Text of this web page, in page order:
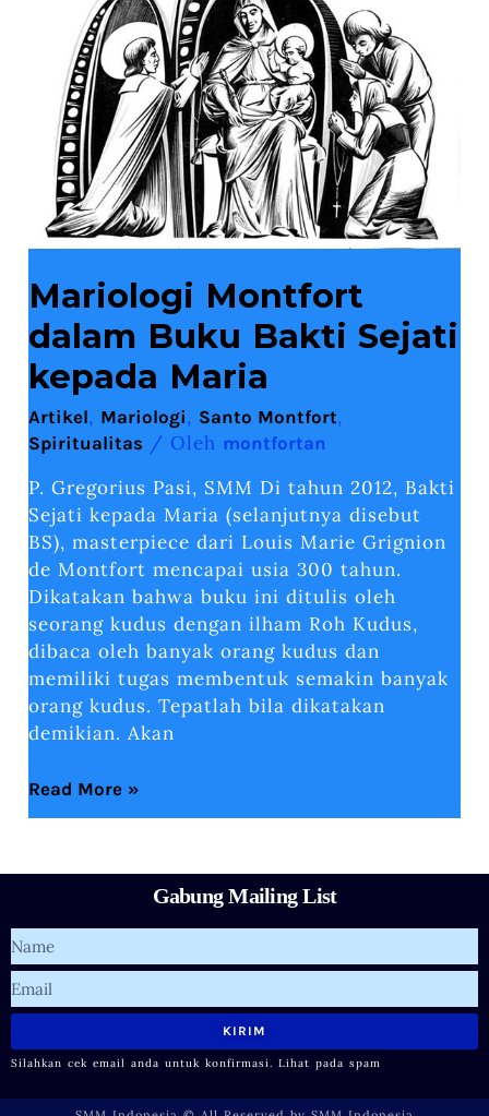
Mariologi Montfort
dalam Buku Bakti Sejati
kepada Maria
Artikel, Mariologi, Santo Montfort,
Spiritualitas / Oleh montfortan
P. Gregorius Pasi, SMM Di tahun 2012, Bakti
Sejati kepada Maria (selanjutnya disebut
BS), masterpiece dari Louis Marie Grignion
de Montfort mencapai usia 300 tahun.
Dikatakan bahwa buku ini ditulis oleh
seorang kudus dengan ilham Roh Kudus,
dibaca oleh banyak orang kudus dan
memiliki tugas membentuk semakin banyak
orang kudus. Tepatlah bila dikatakan
demikian. Akan
Sejati
kepada
Maria
Read More »
Gabung Mailing List
Name
Email
KIRIM
Silahkan cek email anda untuk konfirmasi. Lihat pada spam